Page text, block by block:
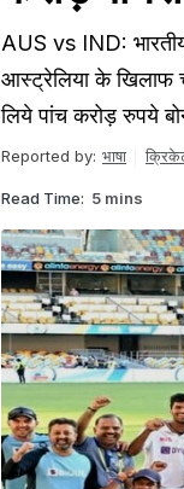
AUS vs IND:
आस्ट्रेलिया के खिलाफ
लिये पांच करोड़ रुपये
Reported by: भाषा
Read Time: 5 mins